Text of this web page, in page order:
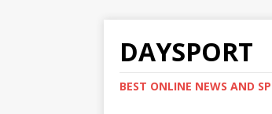
DAYSPORT
BEST ONLINE NEWS AND